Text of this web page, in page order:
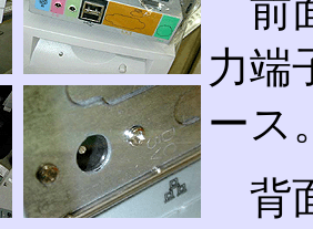
前
力端
ース
背